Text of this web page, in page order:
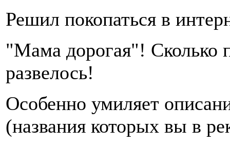
Решил покопаться в
"Мама дорогая"! Сколько
развелось!
Особенно умиляет
(названия которых вы в